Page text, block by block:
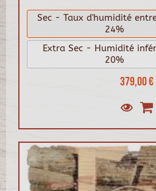
379,00 €
Sec - Taux d'humidité
24%
Extra Sec - Humidité
20%